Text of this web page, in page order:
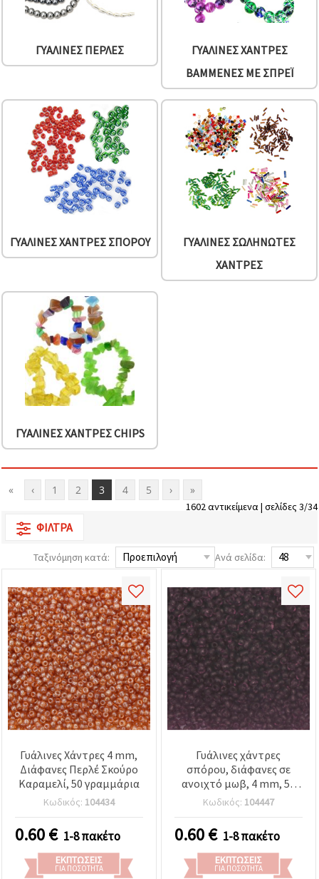
ΓΥΆΛΙΝΕΣ ΠΈΡΛΕΣ
ΓΥΆΛΙΝΕΣ ΧΆΝΤΡΕΣ
ΒΑΜΜΈΝΕΣ ΜΕ ΣΠΡΈΙ
ΓΥΆΛΙΝΕΣ ΧΆΝΤΡΕΣ ΣΠΌΡΟΥ
ΓΥΆΛΙΝΕΣ ΣΩΛΗΝΩΤΈΣ
ΧΆΝΤΡΕΣ
ΓΥΆΛΙΝΕΣ ΧΆΝΤΡΕΣ CHIPS
« ‹ 1 2 3 4 5 › »
1602 αντικείμενα | σελίδες 3/34
ΦΊΛΤΡΑ
Ταξινόμηση κατά: Ανά σελίδα:
Γυάλινες Χάντρες 4 mm,
Διάφανες Περλέ Σκούρο
Καραμελί, 50 γραμμάρια
Κωδικός: 104434
0.60€ 1-8 πακέτο
ΕΚΠΤΏΣΕΙΣ
ΓΙΑ ΠΟΣΌΤΗΤΑ
Γυάλινες χάντρες
σπόρου, διάφανες σε
ανοιχτό μωβ, 4 mm, 50
γρ.
Κωδικός: 104447
0.60€ 1-8 πακέτο
ΕΚΠΤΏΣΕΙΣ
ΓΙΑ ΠΟΣΌΤΗΤΑ